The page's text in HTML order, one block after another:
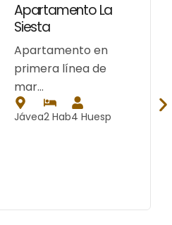
Apartamento La
Siesta
Apartamento en
primera línea de
mar…
Jávea2 Hab4 Huesp